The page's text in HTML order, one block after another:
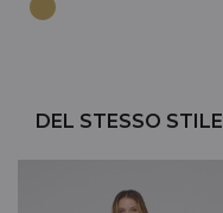
DEL STESSO STILE